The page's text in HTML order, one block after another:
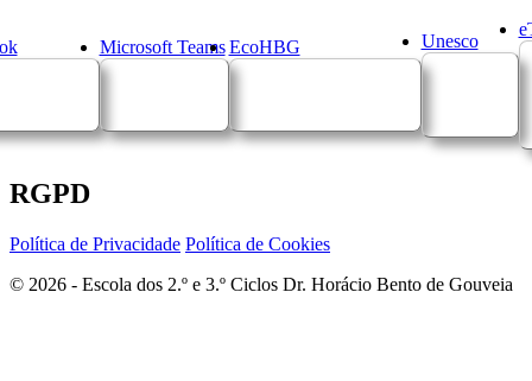
Microsoft Teams EcoHBG Unesco
RGPD
Política de Privacidade Política de Cookies
© 2026 - Escola dos 2.º e 3.º Ciclos Dr. Horácio Bento de Gouveia